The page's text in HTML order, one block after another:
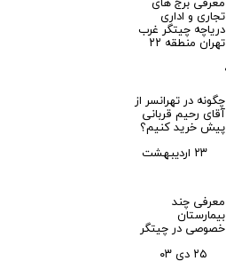
معرفی برج های
تجاری و اداری
دریاچه چیتگر غرب
تهران منطقه ۲۲
چگونه در تهرانسر از
آقای رحیم قربانی
پیش خرید کنیم؟
۲۳ اردیبهشت
معرفی چند
بیمارستان
خصوصی در چیتگر
۲۵ دی ۰۳